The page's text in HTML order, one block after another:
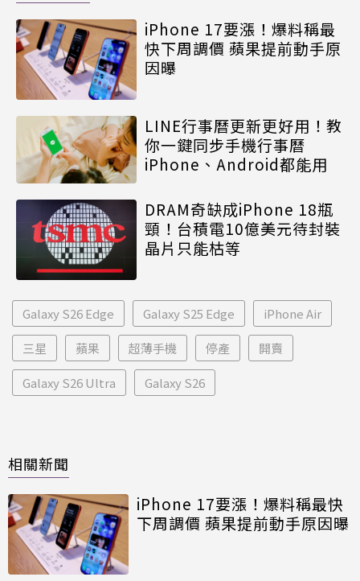
iPhone 17要漲！爆料稱最
快下周調價 蘋果提前動手原
因曝
LINE行事曆更新更好用！教
你一鍵同步手機行事曆
iPhone、Android都能用
DRAM奇缺成iPhone 18瓶
頸！台積電10億美元待封裝
晶片只能枯等
Galaxy S26 Edge Galaxy S25 Edge iPhone Air
三星 蘋果 超薄手機 停產 開賣
Galaxy S26 Ultra Galaxy S26
相關新聞
iPhone 17要漲！爆料稱最快
下周調價 蘋果提前動手原因曝